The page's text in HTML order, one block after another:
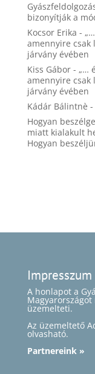
bizonyítják a
Kocsor Erika -
amennyire csak
járvány évében
Kiss Gábor- „…
amennyire csak
járvány évében
Kádár Bálintnè -
Hogyan
miatt kialakult
Hogyan
Impresszum
A honlapot a
üzemelteti.
Az üzemeltető
olvasható.
Partnereink »